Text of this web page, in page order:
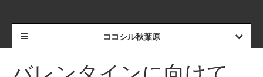
ココシル秋葉原